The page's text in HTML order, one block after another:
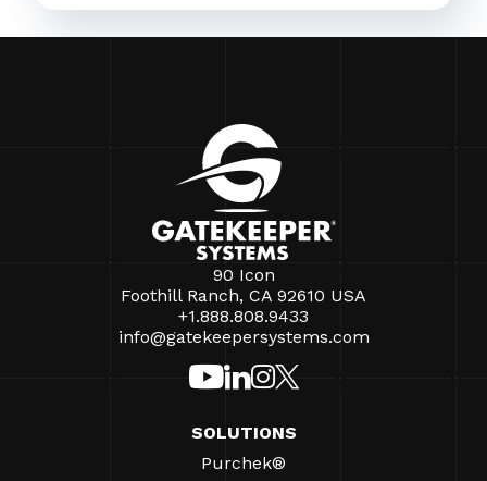
90 Icon
Foothill Ranch, CA 92610 USA
+1.888.808.9433
info@gatekeepersystems.com
SOLUTIONS
Purchek®